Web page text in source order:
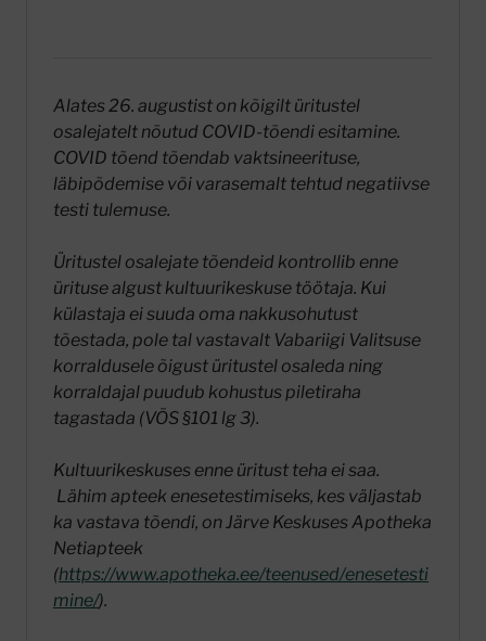
Alates 26. augustist on kõigilt üritustel
osalejatelt nõutud COVID-tõendi esitamine.
COVID tõend tõendab vaktsineerituse,
läbipõdemise või varasemalt tehtud negatiivse
testi tulemuse.
Üritustel osalejate tõendeid kontrollib enne
ürituse algust kultuurikeskuse töötaja. Kui
külastaja ei suuda oma nakkusohutust
tõestada, pole tal vastavalt Vabariigi Valitsuse
korraldusele õigust üritustel osaleda ning
korraldajal puudub kohustus piletiraha
tagastada (VÕS §101 lg 3).
Kultuurikeskuses enne üritust teha ei saa.
Lähim apteek enesetestimiseks, kes väljastab
ka vastava tõendi, on Järve Keskuses Apotheka
Netiapteek
(https://www.apotheka.ee/teenused/enesetesti
mine/).